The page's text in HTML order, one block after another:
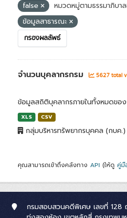
false
หมวดหมู่ตามธรรมาภิบา
ข้อมูลสาธารณะ
กรองผลลัพธ์
จำนวนบุคลากรกรม 5627 total
ข้อมูลสถิติบุคลากรภายในทั้งหมดขอ
XLS CSV
กลุ่มบริหารทรัพยากรบุคคล (กบค.)
คุณสามารถเข้าถึงคลังทาง API (ให้ดู คู่มื
กรมสอบสวนคดีพิเศษ เลขที่ 128